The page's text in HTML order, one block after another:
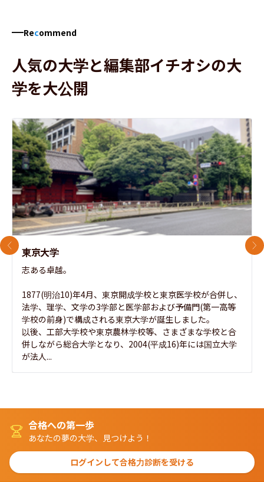
Recommend
人気の大学と編集部イチオシの大
学を大公開
東京大学
志ある卓越。
1877(明治10)年4月、東京開成学校と東京医学校が合併し、
法学、理学、文学の3学部と医学部および予備門(第一高等
学校の前身)で構成される東京大学が誕生しました。
以後、工部大学校や東京農林学校等、さまざまな学校と合
併しながら総合大学となり、2004(平成16)年には国立大学
が法人...
前のスライド 次
合格への第一歩
あなたの夢の大学、見つけよう！
ログインして合格力診断を受ける